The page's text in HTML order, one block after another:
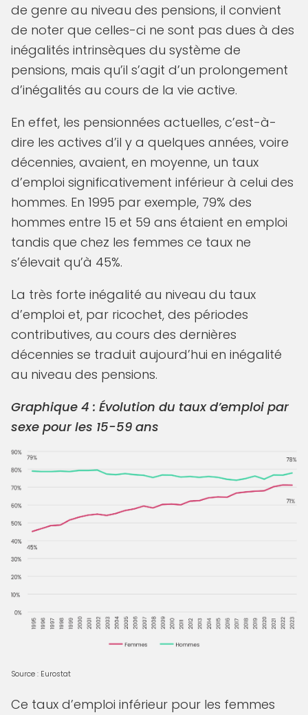
de genre au niveau des pensions, il convient
de noter que celles-ci ne sont pas dues à des
inégalités intrinsèques du système de
pensions, mais qu’il s’agit d’un prolongement
d’inégalités au cours de la vie active.
En effet, les pensionnées actuelles, c’est-à-
dire les actives d’il y a quelques années, voire
décennies, avaient, en moyenne, un taux
d’emploi significativement inférieur à celui des
hommes. En 1995 par exemple, 79% des
hommes entre 15 et 59 ans étaient en emploi
tandis que chez les femmes ce taux ne
s’élevait qu’à 45%.
La très forte inégalité au niveau du taux
d’emploi et, par ricochet, des périodes
contributives, au cours des dernières
décennies se traduit aujourd’hui en inégalité
au niveau des pensions.
Graphique 4 : Évolution du taux d’emploi par
sexe pour les 15-59 ans
Source : Eurostat
Ce taux d’emploi inférieur pour les femmes